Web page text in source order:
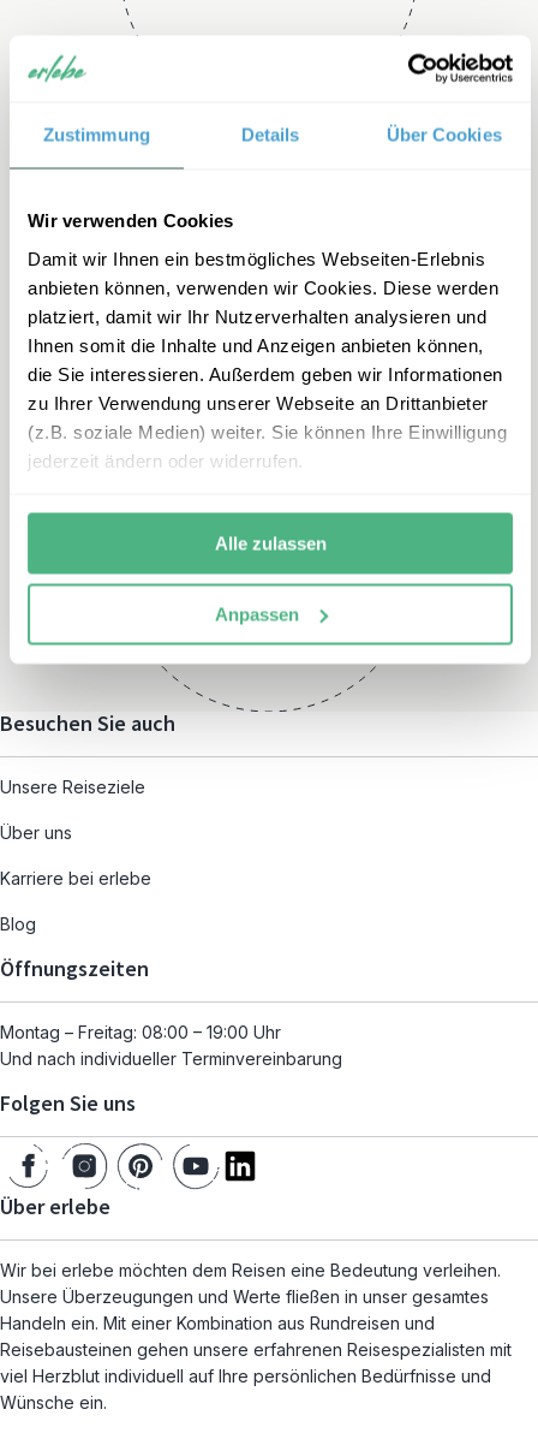
Zustimmung Details Über Cookies
Wir verwenden Cookies
Damit wir Ihnen ein bestmögliches Webseiten-Erlebnis
anbieten können, verwenden wir Cookies. Diese werden
platziert, damit wir Ihr Nutzerverhalten analysieren und
Ihnen somit die Inhalte und Anzeigen anbieten können,
die Sie interessieren. Außerdem geben wir Informationen
zu Ihrer Verwendung unserer Webseite an Drittanbieter
(z.B. soziale Medien) weiter. Sie können Ihre Einwilligung
jederzeit ändern oder widerrufen.
Alle zulassen
Anpassen
E-Mail
marokko-familienreisen@erle
be.de
Montag – Freitag:
und nach individueller
Terminvereinbarung
Besuchen Sie auch
Unsere Reiseziele
Über uns
Karriere bei erlebe
Blog
Öffnungszeiten
Montag – Freitag: 08:00 – 19:00 Uhr
Und nach individueller Terminvereinbarung
Folgen Sie uns
Über erlebe
Wir bei erlebe möchten dem Reisen eine Bedeutung verleihen.
Unsere Überzeugungen und Werte fließen in unser gesamtes
Handeln ein. Mit einer Kombination aus Rundreisen und
Reisebausteinen gehen unsere erfahrenen Reisespezialisten mit
viel Herzblut individuell auf Ihre persönlichen Bedürfnisse und
Wünsche ein.